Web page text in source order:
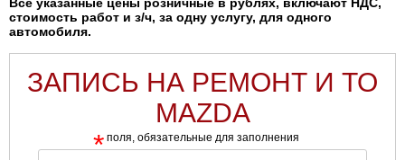
Все указанные цены розничные в рублях, включают НДС,
стоимость работ и з/ч, за одну услугу, для одного
автомобиля.
ЗАПИСЬ НА РЕМОНТ И ТО
MAZDA
* поля, обязательные для заполнения